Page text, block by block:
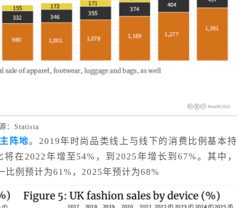
：Statista
阵地。2019年时尚品类线上与线下的消费比例基本持
在2022年增至54%，到2025年增长到67%。其中，
比例预计为61%，2025年预计为68%